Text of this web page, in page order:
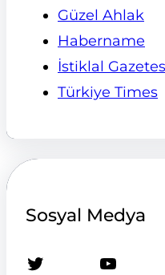
Güzel Ahlak
Habername
İstiklal
Türkiye Times
Sosyal Medya
Twitter YouTube